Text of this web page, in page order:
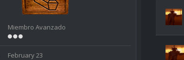
Miembro Avanzado
February 23